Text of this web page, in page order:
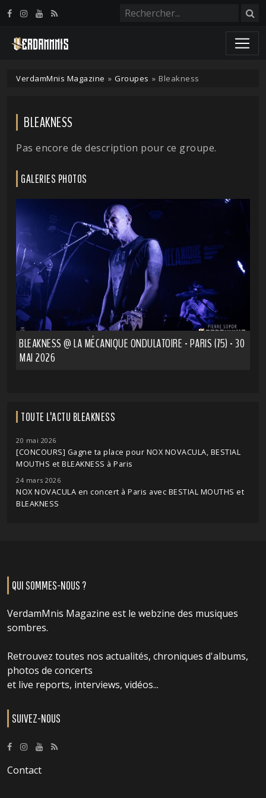
VerdamMnis Magazine » Groupes » Bleakness
BLEAKNESS
Pas encore de description pour ce groupe.
GALERIES PHOTOS
BLEAKNESS @ LA MÉCANIQUE ONDULATOIRE - PARIS (75) - 30
MAI 2026
TOUTE L'ACTU BLEAKNESS
20 mai 2026
[CONCOURS] Gagne ta place pour NOX NOVACULA, BESTIAL
MOUTHS et BLEAKNESS à Paris
24 mars 2026
NOX NOVACULA en concert à Paris avec BESTIAL MOUTHS et
BLEAKNESS
QUI SOMMES-NOUS ?
VerdamMnis Magazine est le webzine des musiques
sombres.
Retrouvez toutes nos actualités, chroniques d'albums,
photos de concerts
et live reports, interviews, vidéos...
SUIVEZ-NOUS
Contact
Panneau de gestion des cookies